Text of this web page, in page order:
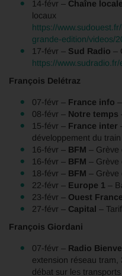
14-févr – Chaîne
locaux
https://
grande-edition/videos/
17-févr – Sud Radio –
https://
François Delétraz
07-févr – France info
08-févr – Notre temps
15-févr – France inter
développement du
16-févr – BFM – Grève
16-févr – BFM – Grève
18-févr – BFM – Grève
22-févr – Europe 1 –
23-févr – Ouest France
27-févr – Capital –
François Giordani
07-févr – Radio
extension réseau tram,
débat sur les